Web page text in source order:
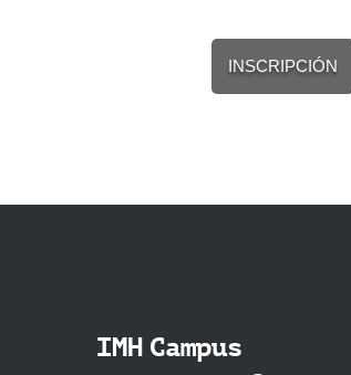
INSCRIPCIÓN
IMH Campus